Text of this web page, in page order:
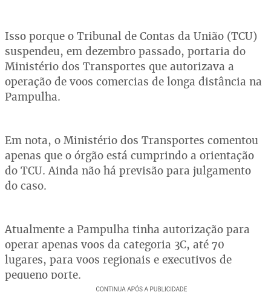
Isso porque o Tribunal de Contas da União (TCU)
suspendeu, em dezembro passado, portaria do
Ministério dos Transportes que autorizava a
operação de voos comercias de longa distância na
Pampulha.
Em nota, o Ministério dos Transportes comentou
apenas que o órgão está cumprindo a orientação
do TCU. Ainda não há previsão para julgamento
do caso.
Atualmente a Pampulha tinha autorização para
operar apenas voos da categoria 3C, até 70
lugares, para voos regionais e executivos de
pequeno porte.